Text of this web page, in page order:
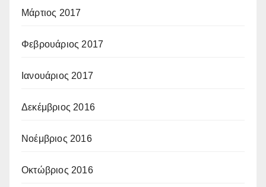
Μάρτιος 2017
Φεβρουάριος 2017
Ιανουάριος 2017
Δεκέμβριος 2016
Νοέμβριος 2016
Οκτώβριος 2016